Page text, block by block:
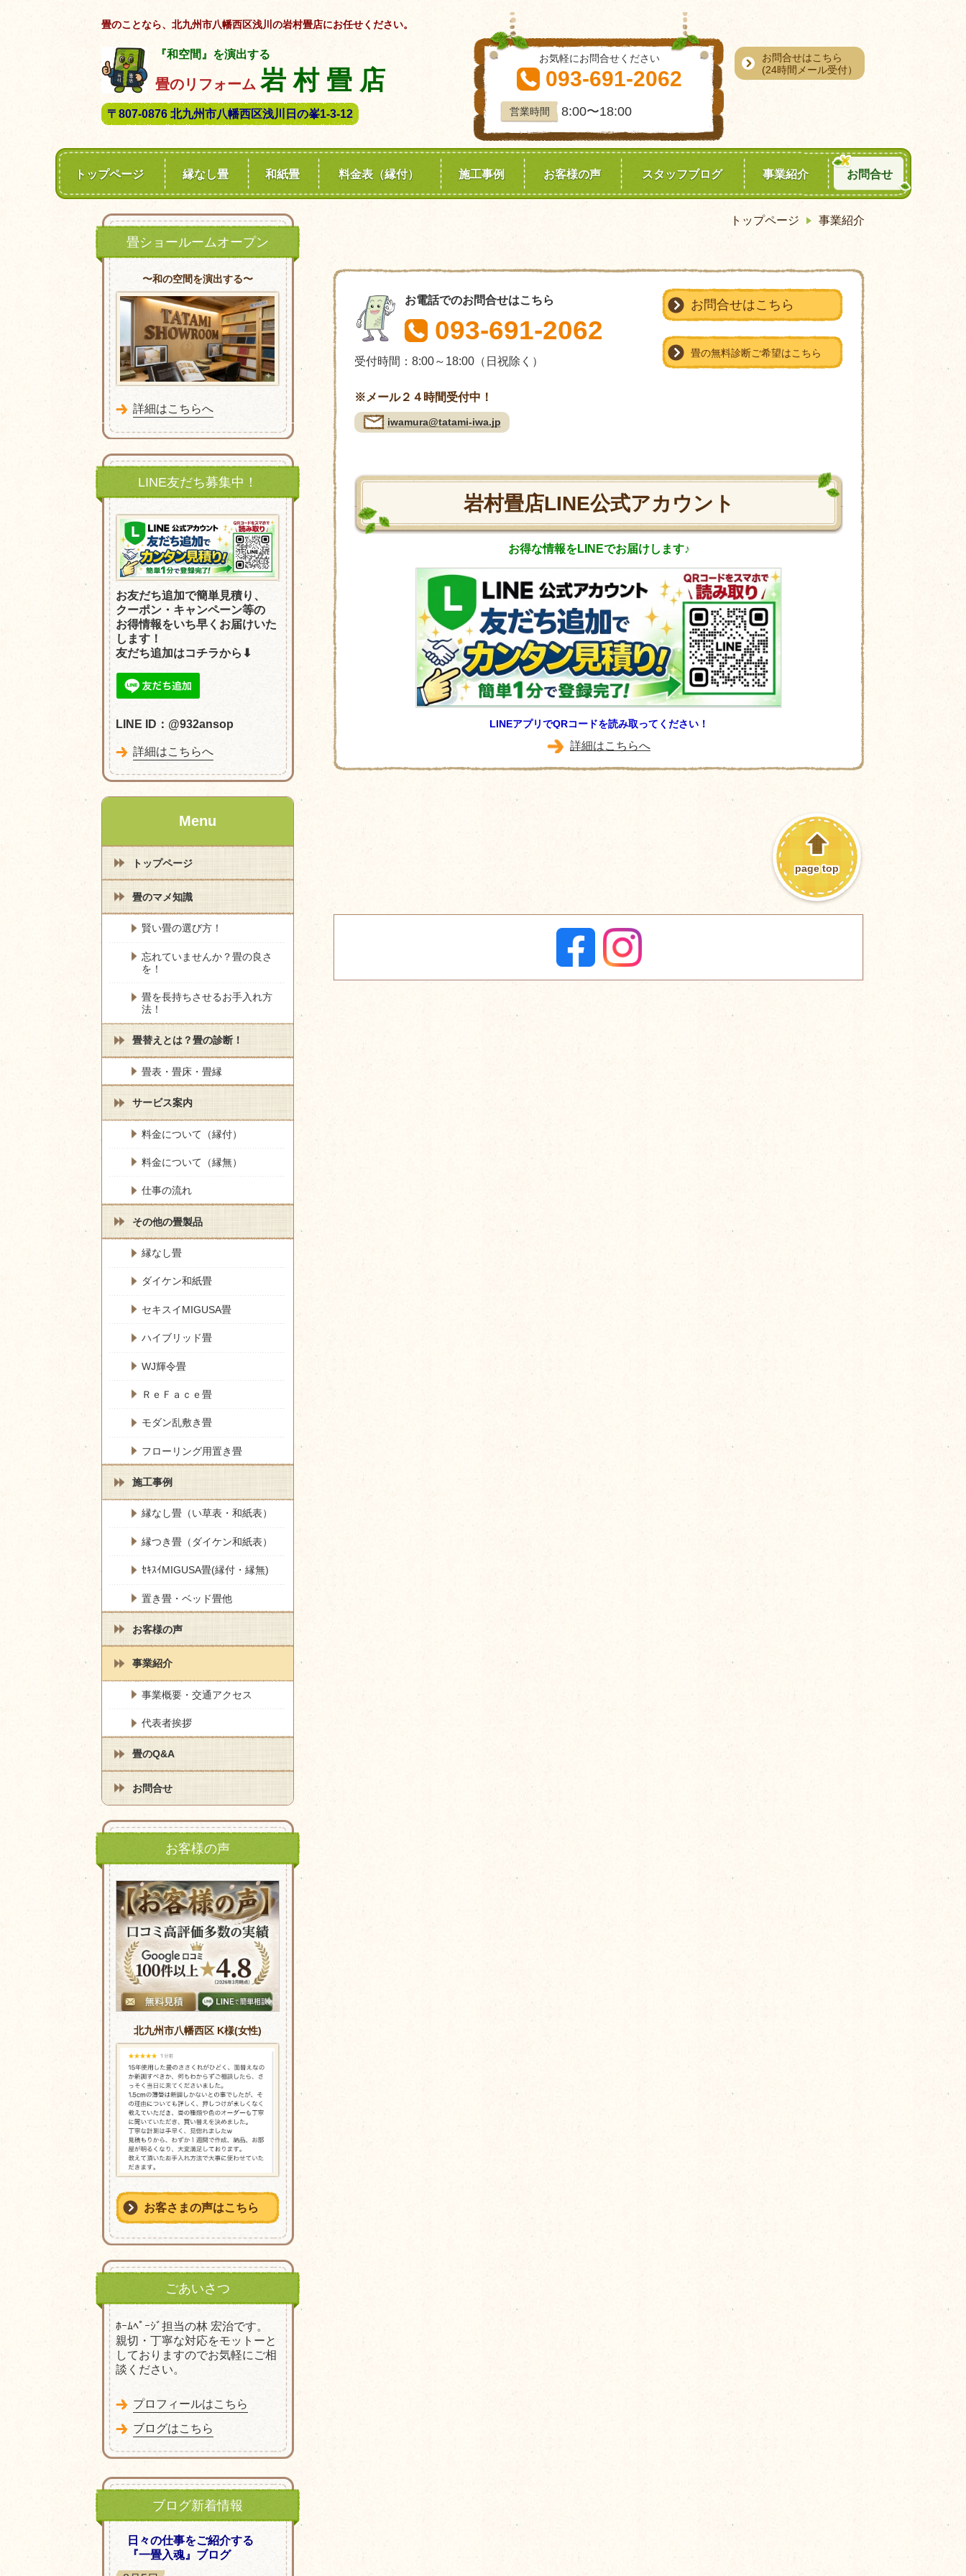
畳のことなら、北九州市八幡西区浅川の岩村畳店にお任せください。
『和空間』を演出する
畳のリフォーム 岩 村 畳 店
〒807-0876 北九州市八幡西区浅川日の峯1-3-12
お気軽にお問合せください
093-691-2062
営業時間 8:00〜18:00
お問合せはこちら
(24時間メール受付）
トップページ 縁なし畳 和紙畳 料金表（縁付） 施工事例 お客様の声 スタッフブログ 事業紹介 お問合せ
トップページ 事業紹介
お問合せはこちら
畳の無料診断ご希望はこちら
お電話でのお問合せはこちら
093-691-2062
受付時間：8:00～18:00（日祝除く）
※メール２４時間受付中！
iwamura@tatami-iwa.jp
岩村畳店LINE公式アカウント
お得な情報をLINEでお届けします♪
LINEアプリでQRコードを読み取ってください！
詳細はこちらへ
page top
畳ショールームオープン
〜和の空間を演出する〜
詳細はこちらへ
LINE友だち募集中！
お友だち追加で簡単見積り、
クーポン・ キャンペーン等の
お得情報をいち早くお届けいた
します！
友だち追加はコチラから⬇︎
LINE ID：@932ansop
詳細はこちらへ
Menu
トップページ
畳のマメ知識
賢い畳の選び方！
忘れていませんか？畳の良さ
を！
畳を長持ちさせるお手入れ方
法！
畳替えとは？畳の診断！
畳表・畳床・畳縁
サービス案内
料金について（縁付）
料金について（縁無）
仕事の流れ
その他の畳製品
縁なし畳
ダイケン和紙畳
セキスイMIGUSA畳
ハイブリッド畳
WJ輝令畳
ＲｅＦａｃｅ畳
モダン乱敷き畳
フローリング用置き畳
施工事例
縁なし畳（い草表・和紙表）
縁つき畳（ダイケン和紙表）
ｾｷｽｲMIGUSA畳(縁付・縁無)
置き畳・ベッド畳他
お客様の声
事業紹介
事業概要・交通アクセス
代表者挨拶
畳のQ&A
お問合せ
お客様の声
北九州市八幡西区 K様(女性)
お客さまの声はこちら
ごあいさつ
ﾎｰﾑﾍﾟｰｼﾞ担当の林 宏治です。
親切・丁寧な対応をモットーと
しておりますのでお気軽にご相
談ください。
プロフィールはこちら
ブログはこちら
ブログ新着情報
日々の仕事をご紹介する
『一畳入魂』ブログ